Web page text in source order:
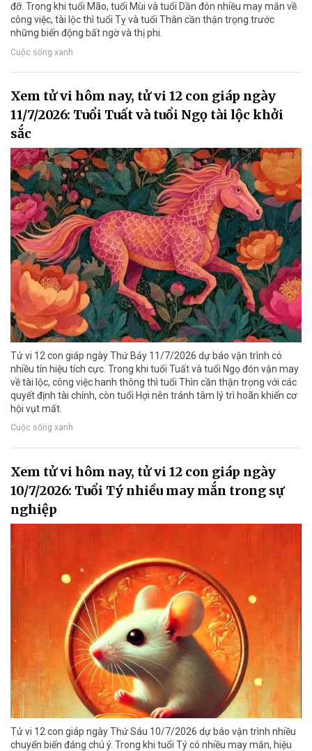
đỡ. Trong khi tuổi Mão, tuổi Mùi và tuổi Dần đón nhiều may mắn về
công việc, tài lộc thì tuổi Tỵ và tuổi Thân cần thận trọng trước
những biến động bất ngờ và thị phi.
Cuộc sống xanh
Xem tử vi hôm nay, tử vi 12 con giáp ngày
11/7/2026: Tuổi Tuất và tuổi Ngọ tài lộc khởi
sắc
Tử vi 12 con giáp ngày Thứ Bảy 11/7/2026 dự báo vận trình có
nhiều tín hiệu tích cực. Trong khi tuổi Tuất và tuổi Ngọ đón vận may
về tài lộc, công việc hanh thông thì tuổi Thìn cần thận trọng với các
quyết định tài chính, còn tuổi Hợi nên tránh tâm lý trì hoãn khiến cơ
hội vụt mất.
Cuộc sống xanh
Xem tử vi hôm nay, tử vi 12 con giáp ngày
10/7/2026: Tuổi Tý nhiều may mắn trong sự
nghiệp
Tử vi 12 con giáp ngày Thứ Sáu 10/7/2026 dự báo vận trình nhiều
chuyển biến đáng chú ý. Trong khi tuổi Tý có nhiều may mắn, hiệu